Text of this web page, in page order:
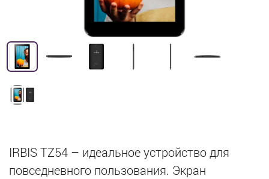
IRBIS TZ54 – идеальное устройство для
повседневного пользования. Экран